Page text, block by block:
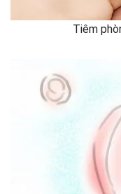
Tiêm